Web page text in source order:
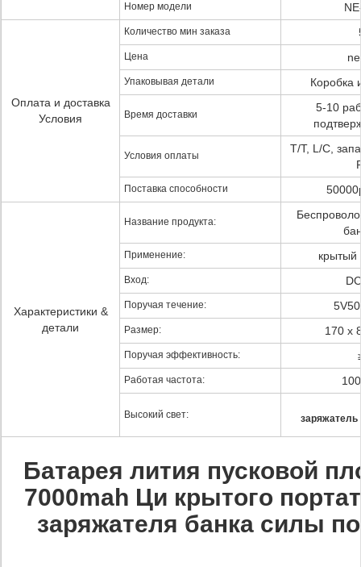
Номер модели
Оплата и доставка
Условия
Количество мин заказа
Цена
Упаковывая детали Коробка
Время доставки
5-10
Условия оплаты
T/T, L/C,
Поставка способности
Характеристики &
детали
Название продукта:
Применение: крытый
Вход:
Поручая течение:
Размер: 170 x
Поручая эффективность:
Работая частота:
Высокий свет: заряжатель
Батарея лития пусковой
7000mah Ци крытого
заряжателя банка силы